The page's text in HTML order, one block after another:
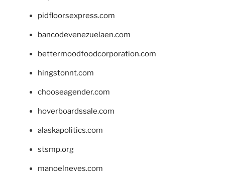
pidfloorsexpress.com
bancodevenezuelaen.com
bettermoodfoodcorporation.com
hingstonnt.com
chooseagender.com
hoverboardssale.com
alaskapolitics.com
stsmp.org
manoelneves.com